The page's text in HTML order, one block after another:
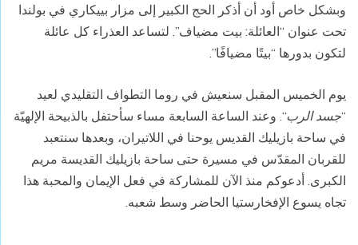
وبشكل خاص أود أن أذكر الحج الكبير إلى مزار بييكاري في بولندا
تحت عنوان “العائلة: بيت مضياف”. لتساعد العذراء كل عائلة
لتكون بدورها “بيتًا مضيافًا”.
يوم الخميس المقبل سنعيش في روما التطواف التقليدي لعيد
“جسد الرب“. وعند الساعة السابعة مساء سأحتفل بالذبيحة الإلهيّة
في ساحة بازيليك القديس يوحنا في اللاتيران، وبعدها سنتعبد
للقربان المقدّس في مسيرة حتى ساحة بازيليك القديسة مريم
الكبرى. أدعوكم منذ الآن للمشاركة في فعل الإيمان والمحبة هذا
تجاه يسوع الإفخارستيا الحاضر وسط شعبه.